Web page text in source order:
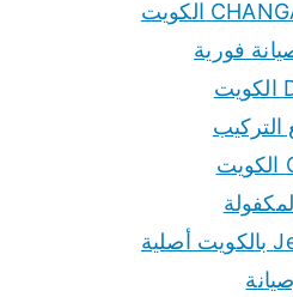
قطع غيار شانجان CHANGAN الكويت
قطع غيار دومي Domi الكويت
قطع غيار جيلي Geely الكويت
قطع غيار جيتور Jetour بالكويت أصلية